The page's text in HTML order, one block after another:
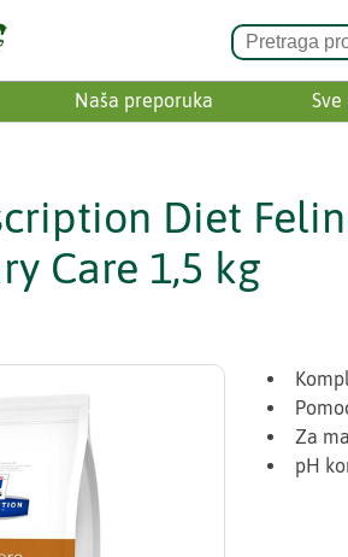
Naša preporuka
Diet
Care 1,5 kg
Za
pH